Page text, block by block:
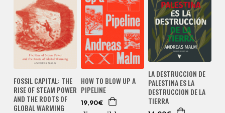
FOSSIL CAPITAL: THE
RISE OF STEAM POWER
AND THE ROOTS OF
GLOBAL WARMING
HOW TO BLOW UP A
PIPELINE
19,90€
LA DESTRUCCION DE
PALESTINA ES LA
DESTRUCCION DE LA
TIERRA